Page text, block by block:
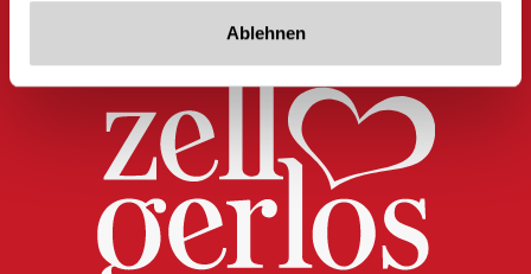
Ablehnen